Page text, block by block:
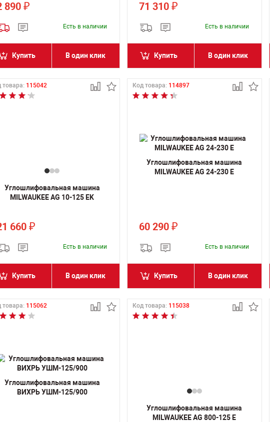
890 ₽
Есть в наличии
Купить В один клик
71 310 ₽
Есть в наличии
Купить В один клик
товара: 115042
Углошлифовальная машина
MILWAUKEE AG 10-125 EK
660 ₽
Есть в наличии
Купить В один клик
Код товара: 114897
Углошлифовальная машина
MILWAUKEE AG 24-230 E
60 290 ₽
Есть в наличии
Купить В один клик
товара: 115062
Углошлифовальная машина
ВИХРЬ УШМ-125/900
Код товара: 115038
Углошлифовальная машина
MILWAUKEE AG 800-125 E